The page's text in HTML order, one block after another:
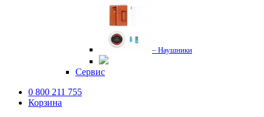
– Наушники
Сервис
0 800 211 755
Корзина